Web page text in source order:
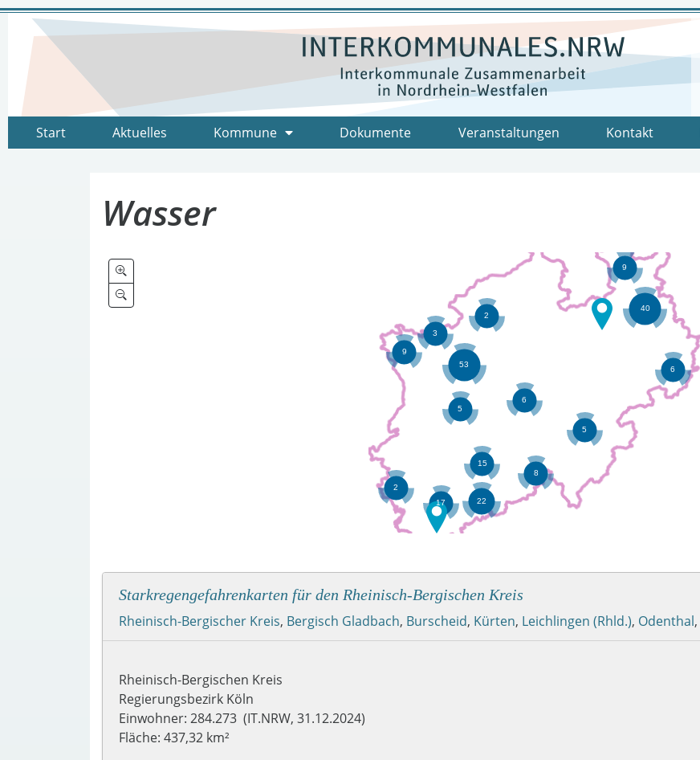
Start Aktuelles Kommune Dokumente Veranstaltungen Kontakt
Wasser
Starkregengefahrenkarten für den Rheinisch-Bergischen Kreis
Rheinisch-Bergischer Kreis, Bergisch Gladbach, Burscheid, Kürten, Leichlingen (Rhld.), Odenthal,
Rheinisch-Bergischen Kreis
Regierungsbezirk Köln
Einwohner: 284.273 (IT.NRW, 31.12.2024)
Fläche: 437,32 km²